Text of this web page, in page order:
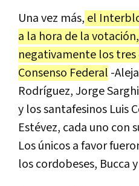
Una vez más, el
a la hora de la
negativamente los
Consenso Federal -
Rodríguez, Jorge
y los santafesinos Luis
Estévez, cada uno con
Los únicos a favor
los cordobeses, Bucca